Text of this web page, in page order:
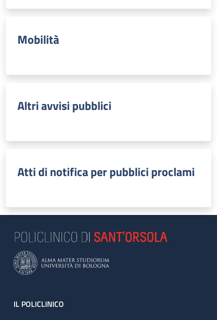
Mobilità
Altri avvisi pubblici
Atti di notifica per pubblici proclami
Footer
IL POLICLINICO